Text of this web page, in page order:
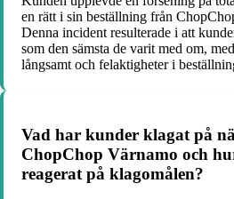
en rätt i sin beställning från
Denna incident resulterade i att
som den sämsta de varit med om,
långsamt och felaktigheter i
Vad har kunder klagat på
ChopChop Värnamo och
reagerat på klagomålen?